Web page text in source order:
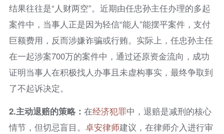
结果往往是“人财两空”。近期由任忠孙主任办理的多起
案件中，当事人正是因为轻信“能人”能摆平案件，支付
巨额费用，反而涉嫌诈骗或行贿。实际上，任忠孙主任
在一起涉案700万的案件中，通过还原资金流向，成功
证明当事人在积极找人办事且未虚构事实，最终争取到
了不起诉决定。
2.主动退赔的策略： 在经济犯罪中，退赔是减刑的核心
情节，但切忌盲目。 卓安律师建议，在律师介入进行审